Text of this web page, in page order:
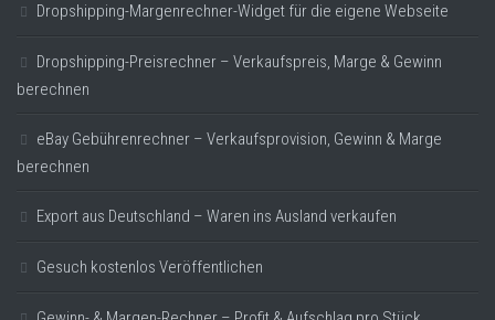
Dropshipping-Margenrechner-Widget für die eigene Webseite
Dropshipping-Preisrechner – Verkaufspreis, Marge & Gewinn
berechnen
eBay Gebührenrechner – Verkaufsprovision, Gewinn & Marge
berechnen
Export aus Deutschland – Waren ins Ausland verkaufen
Gesuch kostenlos Veröffentlichen